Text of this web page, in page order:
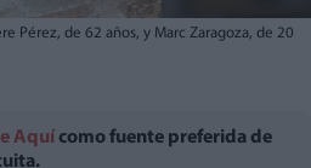
Pérez, de 62 años, y Marc Zaragoza, de 20
Aquí como fuente preferida de